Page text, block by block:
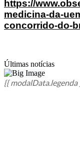
https://
medicina-da-
concorrido-do-
Últimas notícias
{{ modalData.legenda